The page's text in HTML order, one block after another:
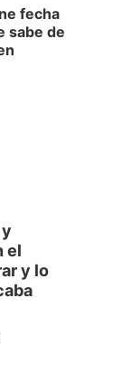
fecha
sabe de
el
y lo